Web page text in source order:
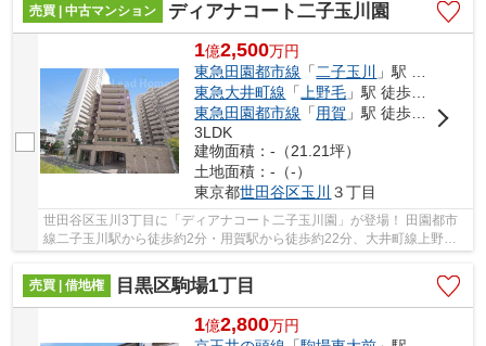
売買 | 中古マンション
ディアナコート二子玉川園
1億2,500万円
東急田園都市線 「 二子玉川
」駅 徒歩2分
東急大井町線 「 上野毛 」駅 徒歩19分
東急田園都市線 「 用賀 」駅 徒歩22分
3LDK
建物面積：-（21.21坪）
土地面積：-（-）
東京都世田谷区玉川 ３丁目
世田谷区玉川3丁目に「ディアナコート二子玉川園」が登場！ 田園都市
線二子玉川駅から徒歩約2分・用賀駅から徒歩約22分、大井町線上野毛
売買 | 借地権
目黒区駒場1丁目
1億2,800万円